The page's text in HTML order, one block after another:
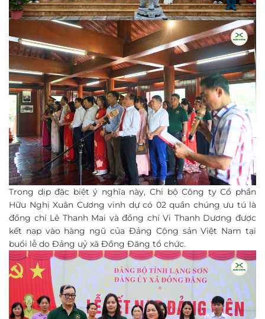
Trong dịp đặc biệt ý nghĩa này, Chi bộ Công ty Cổ phần
Hữu Nghị Xuân Cương vinh dự có 02 quần chúng ưu tú là
đồng chí Lê Thanh Mai và đồng chí Vi Thanh Dương được
kết nạp vào hàng ngũ của Đảng Cộng sản Việt Nam tại
buổi lễ do Đảng uỷ xã Đồng Đăng tổ chức.